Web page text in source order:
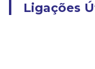
Ligações